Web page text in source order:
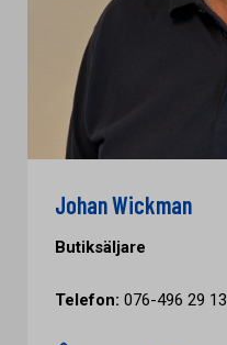
Johan Wickman
Butiksäljare
Telefon: 076-496 29 13